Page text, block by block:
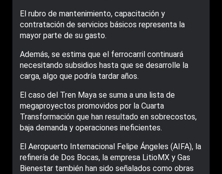
El rubro de mantenimiento, capacitación y
contratación de servicios básicos representa la
mayor parte de su gasto.
Además, se estima que el ferrocarril continuará
necesitando subsidios hasta que se desarrolle la
carga, algo que podría tardar años.
El caso del Tren Maya se suma a una lista de
megaproyectos promovidos por la Cuarta
Transformación que han resultado en sobrecostos,
baja demanda y operaciones ineficientes.
El Aeropuerto Internacional Felipe Ángeles (AIFA), la
refinería de Dos Bocas, la empresa LitioMX y Gas
Bienestar también han sido señalados como obras